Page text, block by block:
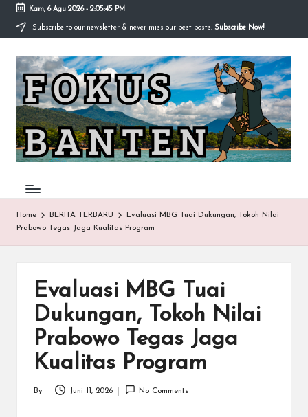
Skip
content
Kam, 6 Agu 2026- 2:05:45 PM
Subscribe to our newsletter & never miss our best posts. Subscribe Now!
F
O
K
U
S-
B
A
N
Home BERITA TERBARU
Evaluasi MBG Tuai Dukungan, Tokoh Nilai
Prabowo Tegas Jaga Kualitas Program
Evaluasi MBG Tuai
Dukungan, Tokoh Nilai
Prabowo Tegas Jaga
Kualitas Program
Posted
By Juni 11, 2026 No Comments